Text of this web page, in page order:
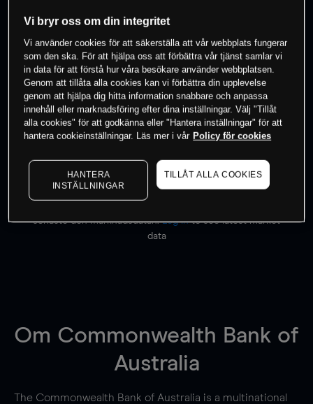
0% av kunderna har enposition i detta
instrument
Börja handla
senaste den marknadsdatan.Log into see latest market
data
Om Commonwealth Bank of
Australia
The Commonwealth Bank of Australia is a multinational
Vi bryr oss om din integritet
Vi använder cookies för att säkerställa att vår webbplats fungerar
som den ska. För att hjälpa oss att förbättra vår tjänst samlar vi
in data för att förstå hur våra besökare använder webbplatsen.
Genom att tillåta alla cookies kan vi förbättra din upplevelse
genom att hjälpa dig hitta information snabbare och anpassa
innehåll eller marknadsföring efter dina inställningar. Välj "Tillåt
alla cookies" för att godkänna eller "Hantera inställningar" för att
hantera cookieinställningar. Läs mer i vår Policy för cookies
HANTERA
INSTÄLLNINGAR
TILLÅT ALLA COOKIES